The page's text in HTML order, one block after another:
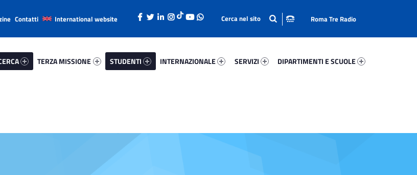
TERZA MISSIONE
STUDENTI
INTERNAZIONALE
SERVIZI
DIPARTIMENTI E SCUOLE
Contatti International website Roma Tre Radio